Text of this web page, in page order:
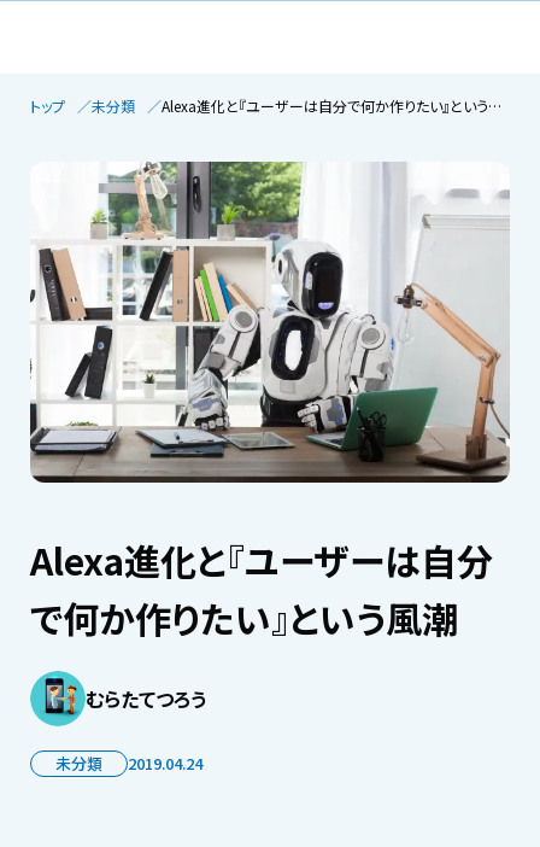
トップ 未分類 Alexa進化と『ユーザーは自分で何か作りたい』という風潮
Alexa進化と『ユーザーは自分
で何か作りたい』という風潮
むらたてつろう
未分類 2019.04.24